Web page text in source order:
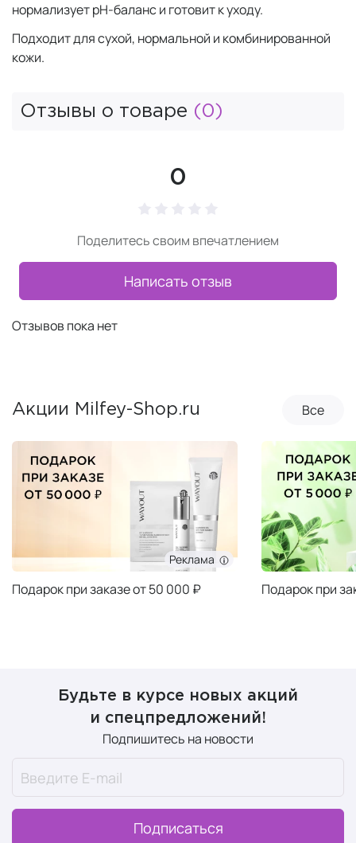
нормализует pH-баланс и готовит к уходу.
Подходит для сухой, нормальной и комбинированной
кожи.
Отзывы о товаре (0)
0
Поделитесь своим впечатлением
Написать отзыв
Отзывов пока нет
Акции Milfey-Shop.ru Все
Реклама
Подарок при заказе от 50 000 ₽ Подарок при
Будьте в курсе новых акций
и спецпредложений!
Подпишитесь на новости
Подписаться